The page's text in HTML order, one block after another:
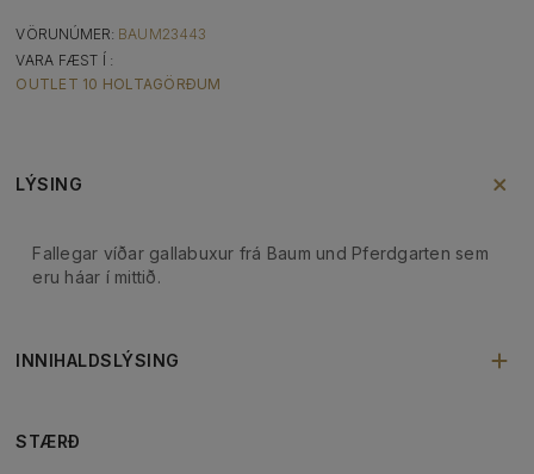
VÖRUNÚMER: BAUM23443
VARA FÆST Í :
OUTLET 10 HOLTAGÖRÐUM
LÝSING
Fallegar víðar gallabuxur frá Baum und Pferdgarten sem
eru háar í mittið.
INNIHALDSLÝSING
STÆRÐ